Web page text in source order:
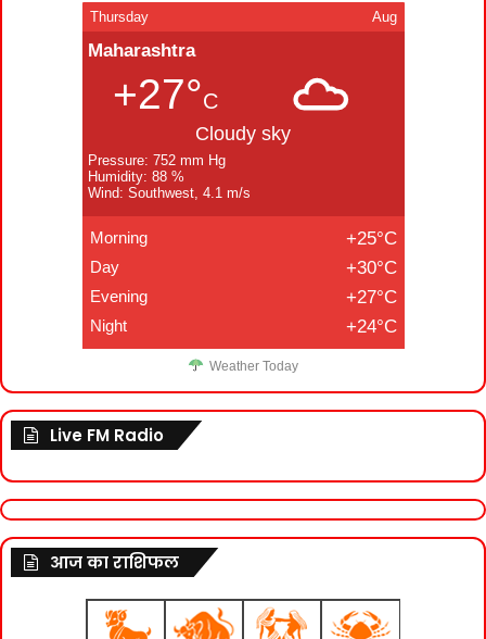
Thursday Aug
Maharashtra
+27°C
Cloudy sky
Pressure: 752 mm Hg
Humidity: 88 %
Wind: Southwest, 4.1 m/s
Morning +25°C
Day +30°C
Evening +27°C
Night +24°C
Weather Today
Live FM Radio
आज का राशिफल